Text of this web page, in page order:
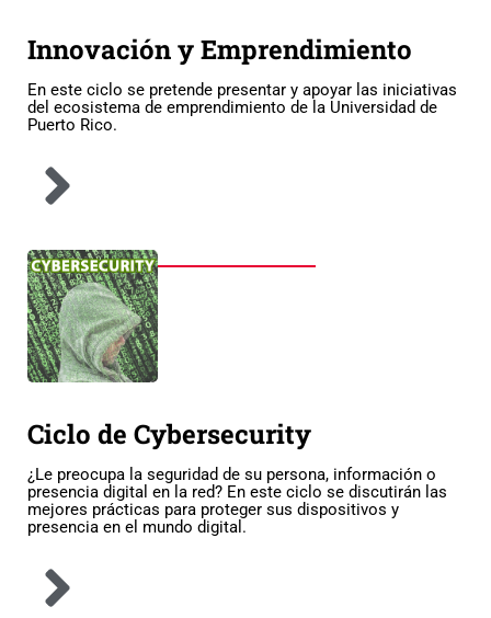
Innovación y Emprendimiento
En este ciclo se pretende presentar y apoyar las iniciativas
del ecosistema de emprendimiento de la Universidad de
Puerto Rico.
Ciclo de Cybersecurity
¿Le preocupa la seguridad de su persona, información o
presencia digital en la red? En este ciclo se discutirán las
mejores prácticas para proteger sus dispositivos y
presencia en el mundo digital.